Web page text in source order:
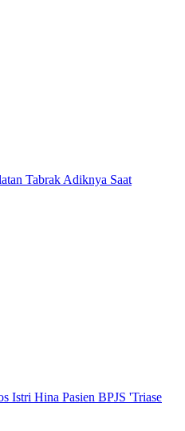
Tabrak Adiknya Saat
Istri Hina Pasien BPJS 'Triase